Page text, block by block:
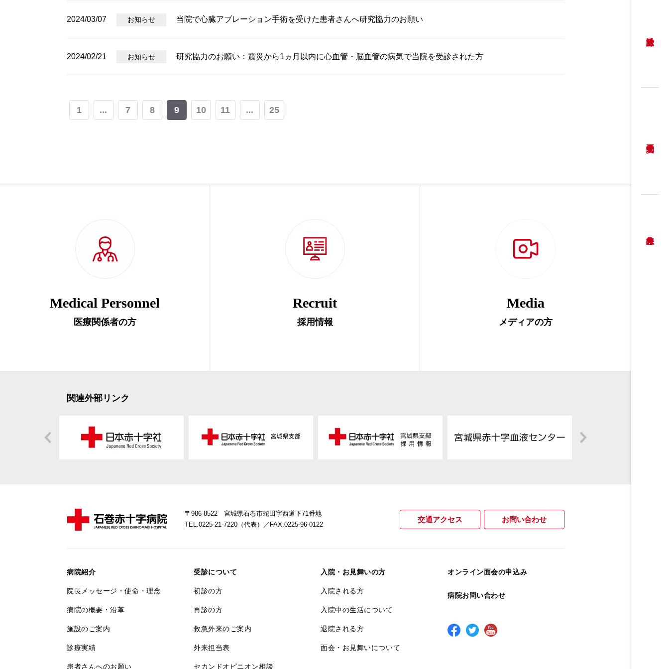
2024/03/07 お知らせ 当院で心臓アブレーション手術を受けた患者さんへ研究協力のお願い
2024/02/21 お知らせ 研究協力のお願い：震災から1ヵ月以内に心血管・脳血管の病気で当院を受診された方
1 ... 7 8 9 10 11 ... 25
Medical Personnel
医療関係者の方
Recruit
採用情報
Media
メディアの方
関連外部リンク
〒986-8522 宮城県石巻市蛇田字西道下71番地
TEL.0225-21-7220（代表）
／FAX.0225-96-0122
交通アクセス お問い合わせ
病院紹介
院長メッセージ・使命・理念
病院の概要・沿革
施設のご案内
診療実績
患者さんへのお願い
受診について
初診の方
再診の方
救急外来のご案内
外来担当表
セカンドオピニオン相談
入院・お見舞いの方
入院される方
入院中の生活について
退院される方
面会・お見舞いについて
オンライン面会の申込み
病院お問い合わせ